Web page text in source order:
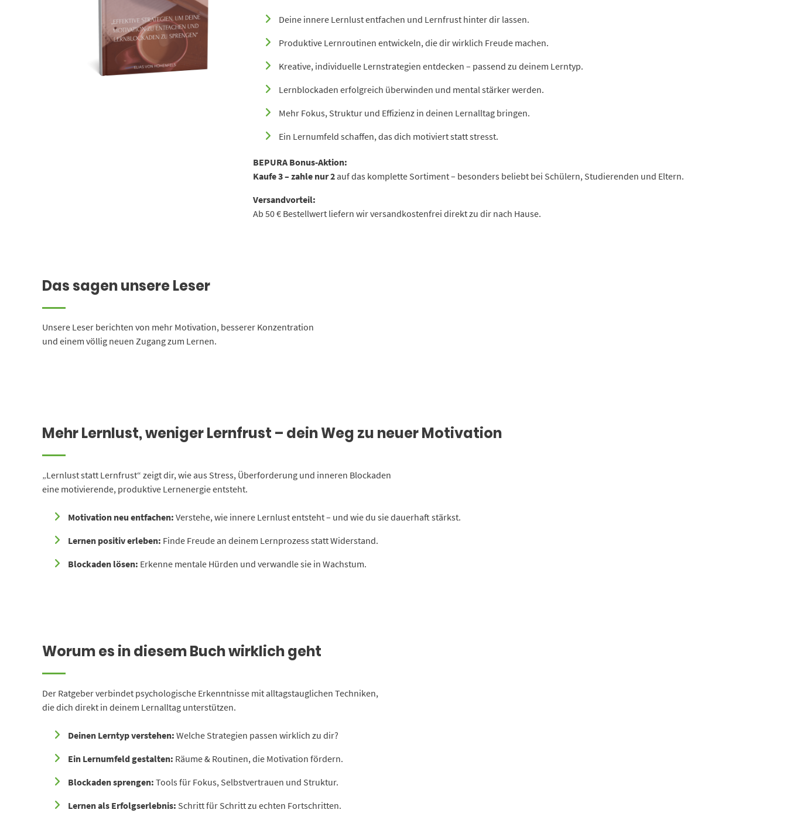
Deine innere Lernlust entfachen und Lernfrust hinter dir lassen.
Produktive Lernroutinen entwickeln, die dir wirklich Freude machen.
Kreative, individuelle Lernstrategien entdecken – passend zu deinem Lerntyp.
Lernblockaden erfolgreich überwinden und mental stärker werden.
Mehr Fokus, Struktur und Effizienz in deinen Lernalltag bringen.
Ein Lernumfeld schaffen, das dich motiviert statt stresst.
BEPURA Bonus-Aktion:
Kaufe 3 – zahle nur 2auf das komplette Sortiment – besonders beliebt bei Schülern, Studierenden und Eltern.
Versandvorteil:
Ab 50 € Bestellwert liefern wir versandkostenfrei direkt zu dir nach Hause.
Das sagen unsere Leser
Unsere Leser berichten von mehr Motivation, besserer Konzentration
und einem völlig neuen Zugang zum Lernen.
Mehr Lernlust, weniger Lernfrust – dein Weg zu neuer Motivation
„Lernlust statt Lernfrust“ zeigt dir, wie aus Stress, Überforderung und inneren Blockaden
eine motivierende, produktive Lernenergie entsteht.
Motivation neu entfachen: Verstehe, wie innere Lernlust entsteht – und wie du sie dauerhaft stärkst.
Lernen positiv erleben: Finde Freude an deinem Lernprozess statt Widerstand.
Blockaden lösen: Erkenne mentale Hürden und verwandle sie in Wachstum.
Worum es in diesem Buch wirklich geht
Der Ratgeber verbindet psychologische Erkenntnisse mit alltagstauglichen Techniken,
die dich direkt in deinem Lernalltag unterstützen.
Deinen Lerntyp verstehen: Welche Strategien passen wirklich zu dir?
Ein Lernumfeld gestalten: Räume & Routinen, die Motivation fördern.
Blockaden sprengen: Tools für Fokus, Selbstvertrauen und Struktur.
Lernen als Erfolgserlebnis: Schritt für Schritt zu echten Fortschritten.